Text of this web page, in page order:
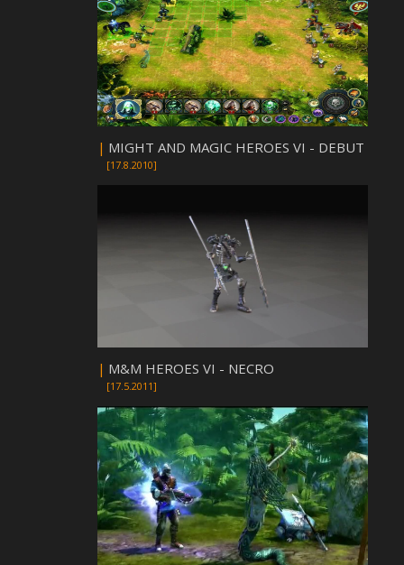
| MIGHT AND MAGIC HEROES VI - DEBUT
[17.8.2010]
| M&M HEROES VI - NECRO
[17.5.2011]